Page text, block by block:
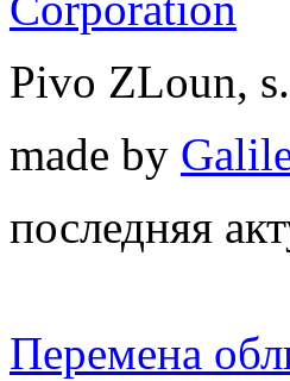
Pivo ZLoun,
made by
последняя
Перемена